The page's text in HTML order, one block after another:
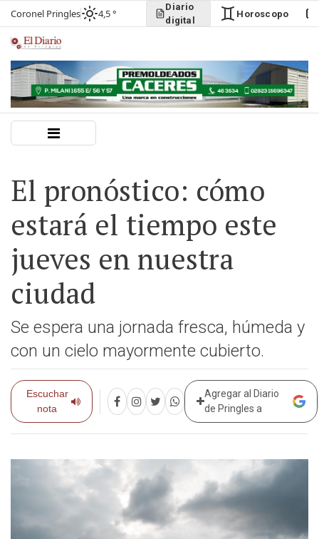
Coronel Pringles 4,5 °
Diario
digital
Horoscopo
El pronóstico: cómo
estará el tiempo este
jueves en nuestra
ciudad
Se espera una jornada fresca, húmeda y
con un cielo mayormente cubierto.
Escuchar
nota
Agregar al Diario
de Pringles a